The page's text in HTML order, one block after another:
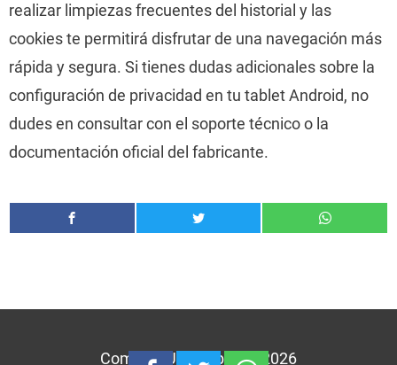
realizar limpiezas frecuentes del historial y las
cookies te permitirá disfrutar de una navegación más
rápida y segura. Si tienes dudas adicionales sobre la
configuración de privacidad en tu tablet Android, no
dudes en consultar con el soporte técnico o la
documentación oficial del fabricante.
Comprar Una Tablet © 2026